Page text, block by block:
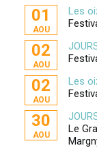
01
AOU
Les
02
AOU
02
AOU
Les
30
AOU
Le